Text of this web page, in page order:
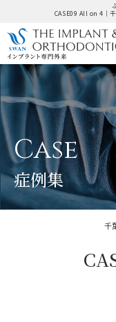
CASE09 All on 4｜
Case
症例集
千
ホーム
当院の特長
インプラント治療
症例集